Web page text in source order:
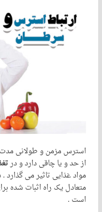
مزمن و طولانی مدت، ارتباط
و یا چاقی دارد و درتغذیهبرخی
تاثیر می گذارد . داشتن
یک راه اثبات شده برای کاهش